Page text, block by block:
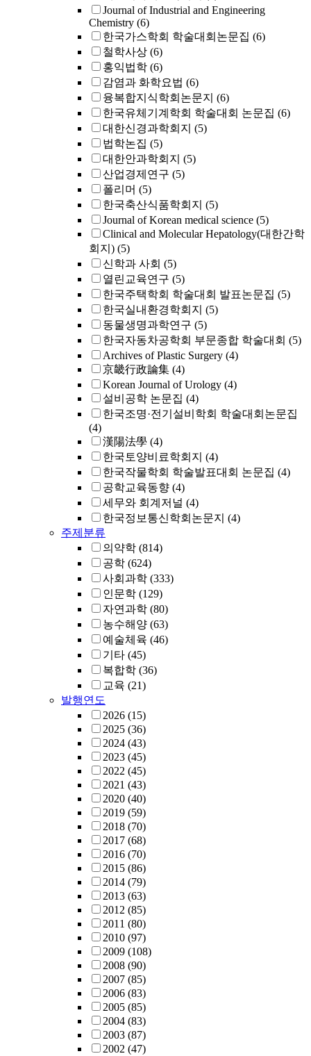
Journal of Industrial and Engineering
Chemistry (6)
한국가스학회 학술대회논문집 (6)
철학사상 (6)
홍익법학 (6)
감염과 화학요법 (6)
융복합지식학회논문지 (6)
한국유체기계학회 학술대회 논문집 (6)
대한신경과학회지 (5)
법학논집 (5)
대한안과학회지 (5)
산업경제연구 (5)
폴리머 (5)
한국축산식품학회지 (5)
Journal of Korean medical science (5)
Clinical and Molecular Hepatology(대한간학
회지) (5)
신학과 사회 (5)
열린교육연구 (5)
한국주택학회 학술대회 발표논문집 (5)
한국실내환경학회지 (5)
동물생명과학연구 (5)
한국자동차공학회 부문종합 학술대회 (5)
Archives of Plastic Surgery (4)
京畿行政論集 (4)
Korean Journal of Urology (4)
설비공학 논문집 (4)
한국조명·전기설비학회 학술대회논문집
(4)
漢陽法學 (4)
한국토양비료학회지 (4)
한국작물학회 학술발표대회 논문집 (4)
공학교육동향 (4)
세무와 회계저널 (4)
한국정보통신학회논문지 (4)
주제분류
의약학 (814)
공학 (624)
사회과학 (333)
인문학 (129)
자연과학 (80)
농수해양 (63)
예술체육 (46)
기타 (45)
복합학 (36)
교육 (21)
발행연도
2026 (15)
2025 (36)
2024 (43)
2023 (45)
2022 (45)
2021 (43)
2020 (40)
2019 (59)
2018 (70)
2017 (68)
2016 (70)
2015 (86)
2014 (79)
2013 (63)
2012 (85)
2011 (80)
2010 (97)
2009 (108)
2008 (90)
2007 (85)
2006 (83)
2005 (85)
2004 (83)
2003 (87)
2002 (47)